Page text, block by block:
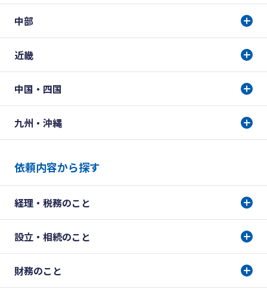
中部
近畿
中国・四国
九州・沖縄
依頼内容から探す
経理・税務のこと
設立・相続のこと
財務のこと